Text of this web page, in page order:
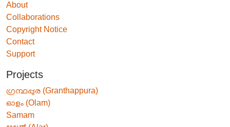
About
Collaborations
Copyright Notice
Contact
Support
Projects
ഗ്രന്ഥപ്പുര (Granthappura)
ഓളം (Olam)
Samam